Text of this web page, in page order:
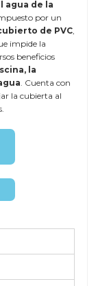
agua de la
por un
de PVC,
impide la
beneficios
la
. Cuenta con
la cubierta al